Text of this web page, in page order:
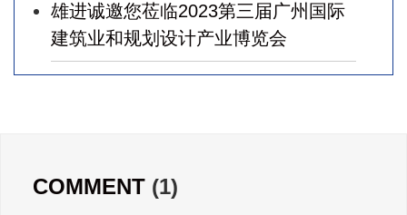
雄进诚邀您莅临2023第三届广州国际
建筑业和规划设计产业博览会
广东雄进｜教师节到了，祝节日健康
快乐!天下老师们身体健康!
COMMENT (1)